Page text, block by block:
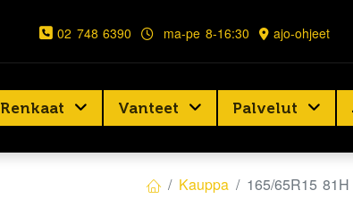
02 748 6390 ma-pe 8-16:30 ajo-ohjeet
Renkaat Vanteet Palvelut
Kauppa 165/65R15